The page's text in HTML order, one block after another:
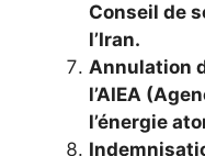
Conseil de
l’Iran.
Annulation
l’AIEA
l’énergie